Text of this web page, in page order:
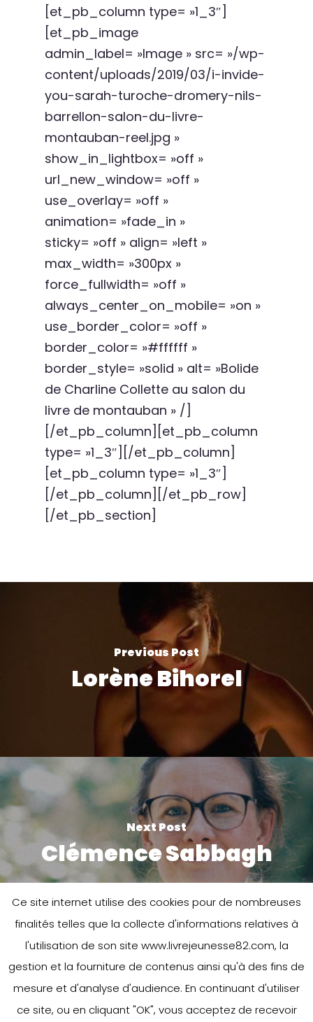
[et_pb_column type= »1_3″]
[et_pb_image
admin_label= »Image » src= »/wp-
content/uploads/2019/03/i-invide-
you-sarah-turoche-dromery-nils-
barrellon-salon-du-livre-
montauban-reel.jpg »
show_in_lightbox= »off »
url_new_window= »off »
use_overlay= »off »
animation= »fade_in »
sticky= »off » align= »left »
max_width= »300px »
force_fullwidth= »off »
always_center_on_mobile= »on »
use_border_color= »off »
border_color= »#ffffff »
border_style= »solid » alt= »Bolide
de Charline Collette au salon du
livre de montauban » /]
[/et_pb_column][et_pb_column
type= »1_3″][/et_pb_column]
[et_pb_column type= »1_3″]
[/et_pb_column][/et_pb_row]
[/et_pb_section]
Previous Post
Lorène Bihorel
Next Post
Clémence Sabbagh
Leave a Reply
Ce site internet utilise des cookies pour de nombreuses
finalités telles que la collecte d'informations relatives à
l'utilisation de son site www.livrejeunesse82.com, la
gestion et la fourniture de contenus ainsi qu'à des fins de
mesure et d'analyse d'audience. En continuant d'utiliser
ce site, ou en cliquant "OK", vous acceptez de recevoir